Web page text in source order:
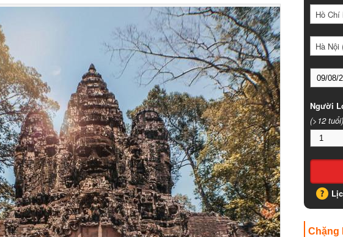
Hồ Chí
Hà Nội
Người
(>12 tuổi)
Chặng